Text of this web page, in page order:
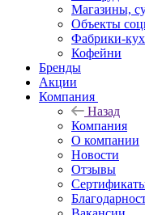
Магазины,
Объекты
Фабрики-
Кофейни
Бренды
Акции
Компания
Назад
Компания
О компании
Новости
Отзывы